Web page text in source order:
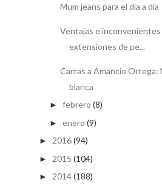
Mum jeans para el día a día
Ventajas e inconvenientes
extensiones de pe...
Cartas a Amancio Ortega:
blanca
► febrero (8)
► enero (9)
► 2016(94)
► 2015 (104)
► 2014(188)